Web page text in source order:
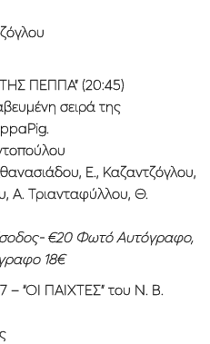
ΠΕΠΠΑ” (20:45)
σειρά της
Ε., Καζαντζόγλου,
Α. Τριανταφύλλου, Θ.
€20 Φωτό Αυτόγραφο,
18€
“ΟΙ ΠΑΙΧΤΕΣ” του Ν. Β.